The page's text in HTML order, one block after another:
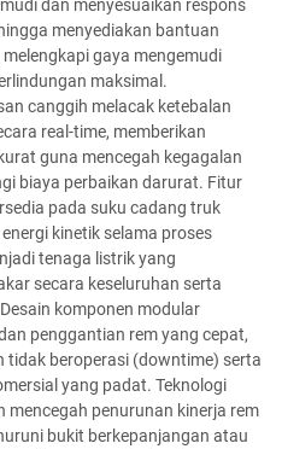
dan menyesuaikan respons
menyediakan bantuan
gaya mengemudi
maksimal.
canggih melacak ketebalan
real-time, memberikan
guna mencegah kegagalan
biaya perbaikan darurat. Fitur
pada suku cadang truk
kinetik selama proses
tenaga listrik yang
secara keseluruhan serta
komponen modular
penggantian rem yang cepat,
tidak beroperasi (downtime) serta
yang padat. Teknologi
penurunan kinerja rem
bukit berkepanjangan atau